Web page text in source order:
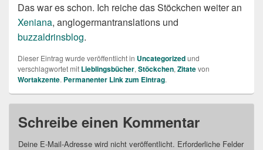
Das war es schon. Ich reiche das Stöckchen weiter an
Xeniana, anglogermantranslations und
buzzaldrinsblog.
Dieser Eintrag wurde veröffentlicht in Uncategorizedund
verschlagwortet mit Lieblingsbücher, Stöckchen, Zitatevon
Wortakzente. Permanenter Link zum Eintrag.
Schreibe einen Kommentar
Deine E-Mail-Adresse wird nicht veröffentlicht. Erforderliche Felder